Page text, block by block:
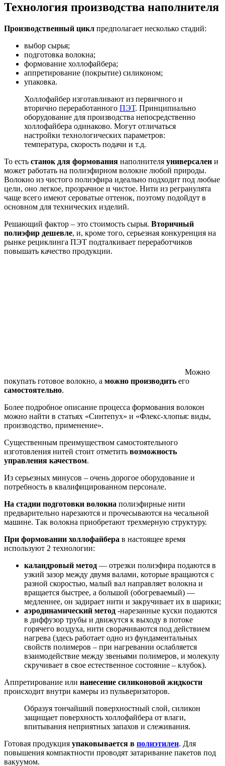
Технология производства наполнителя
Производственный цикл предполагает несколько стадий:
выбор сырья;
подготовка волокна;
формование холлофайбера;
аппретирование (покрытие) силиконом;
упаковка.
Холлофайбер изготавливают из первичного и
вторично переработанного ПЭТ. Принципиально
оборудование для производства непосредственно
холлофайбера одинаково. Могут отличаться
настройки технологических параметров:
температура, скорость подачи и т.д.
То есть станок для формования наполнителя универсален и
может работать на полиэфирном волокне любой природы.
Волокно из чистого полиэфира идеально подходит под любые
цели, оно легкое, прозрачное и чистое. Нити из регранулята
чаще всего имеют сероватые оттенок, поэтому подойдут в
основном для технических изделий.
Решающий фактор – это стоимость сырья. Вторичный
полиэфир дешевле, и, кроме того, серьезная конкуренция на
рынке рециклинга ПЭТ подталкивает переработчиков
повышать качество продукции.
Можно
покупать готовое волокно, а можно производить его
самостоятельно.
Более подробное описание процесса формования волокон
можно найти в статьях «Синтепух» и «Флекс-хлопья: виды,
производство, применение».
Существенным преимуществом самостоятельного
изготовления нитей стоит отметить возможность
управления качеством.
Из серьезных минусов – очень дорогое оборудование и
потребность в квалифицированном персонале.
На стадии подготовки волокна полиэфирные нити
предварительно нарезаются и прочесываются на чесальной
машине. Так волокна приобретают трехмерную структуру.
При формовании холлофайбера в настоящее время
используют 2 технологии:
каландровый метод — отрезки полиэфира подаются в
узкий зазор между двумя валами, которые вращаются с
разной скоростью, малый вал направляет волокна и
вращается быстрее, а большой (обогреваемый) —
медленнее, он задирает нити и закручивает их в шарики;
аэродинамический метод -нарезанные куски подаются
в диффузор трубы и движутся к выходу в потоке
горячего воздуха, нити сворачиваются под действием
нагрева (здесь работает одно из фундаментальных
свойств полимеров – при нагревании ослабляется
взаимодействие между звеньями полимеров, и молекулу
скручивает в свое естественное состояние – клубок).
Аппретирование или нанесение силиконовой жидкости
происходит внутри камеры из пульверизаторов.
Образуя тончайший поверхностный слой, силикон
защищает поверхность холлофайбера от влаги,
впитывания неприятных запахов и слеживания.
Готовая продукция упаковывается в полиэтилен. Для
повышения компактности проводят затаривание пакетов под
вакуумом.